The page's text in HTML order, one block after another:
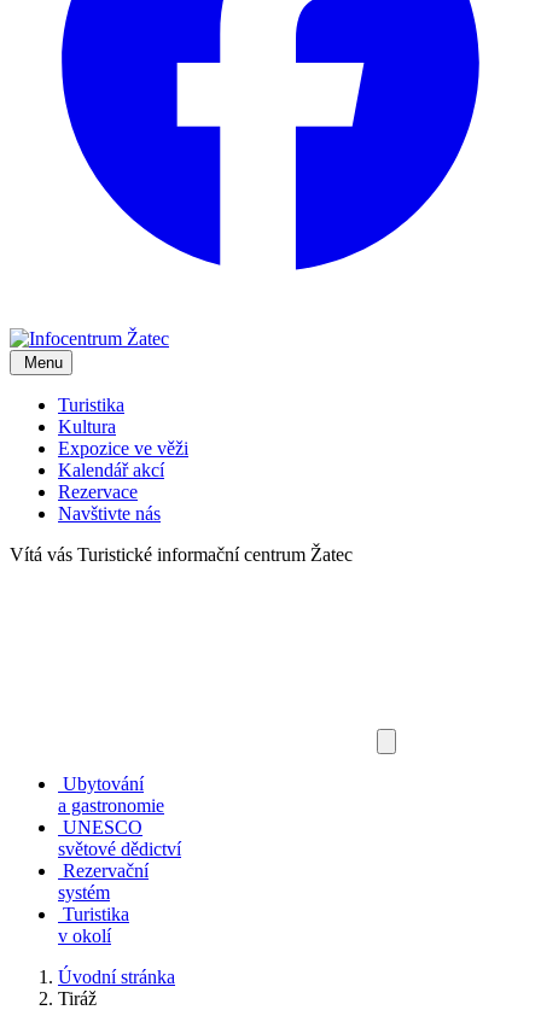
Menu
Turistika
Kultura
Expozice ve věži
Kalendář akcí
Rezervace
Navštivte nás
Vítá vás Turistické informační centrum Žatec
Ubytování
a gastronomie
UNESCO
světové dědictví
Rezervační
systém
Turistika
v okolí
Úvodní stránka
Tiráž